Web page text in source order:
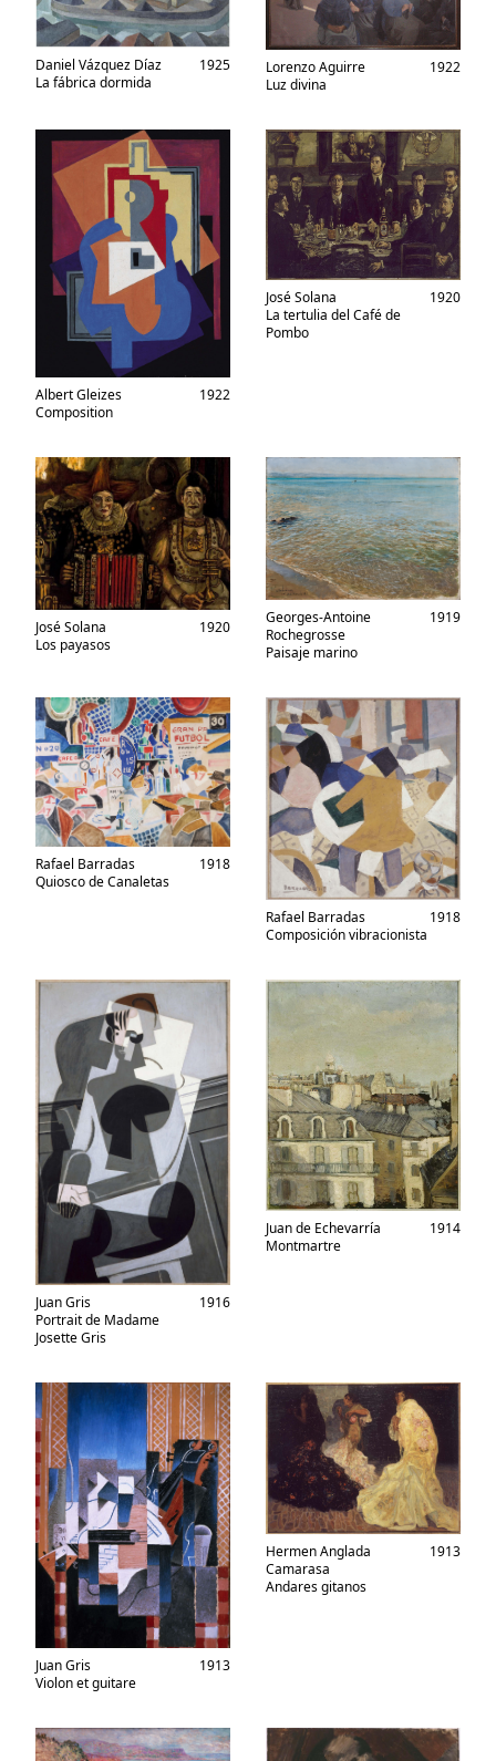
Daniel Vázquez Díaz
La fábrica dormida
1925
Lorenzo Aguirre
Luz divina
1922
Albert Gleizes
Composition
1922
José Solana
La tertulia del Café de
Pombo
1920
José Solana
Los payasos
1920
Georges-Antoine
Rochegrosse
Paisaje marino
1919
Rafael Barradas
Quiosco de Canaletas
1918
Rafael Barradas
Composición vibracionista
1918
Juan Gris
Portrait de Madame
Josette Gris
1916
Juan de Echevarría
Montmartre
1914
Juan Gris
Violon et guitare
1913
Hermen Anglada
Camarasa
Andares gitanos
1913